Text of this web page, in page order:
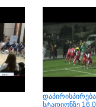
სტადიონზე